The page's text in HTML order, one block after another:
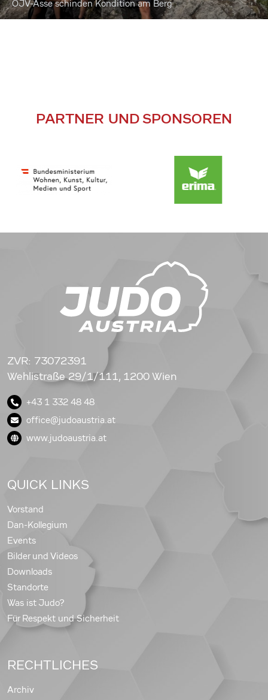
ÖJV-Asse schinden Kondition am Berg
PARTNER UND SPONSOREN
ZVR: 73072391
Wehlistraße 29/1/111, 1200 Wien
+43 1 332 48 48
office@judoaustria.at
www.judoaustria.at
QUICK LINKS
Vorstand
Dan-Kollegium
Events
Bilder und Videos
Downloads
Standorte
Was ist Judo?
Für Respekt und Sicherheit
RECHTLICHES
Archiv